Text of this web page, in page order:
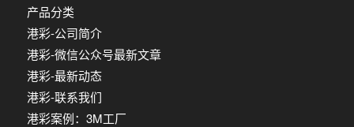
产品分类
港彩-公司简介
港彩-微信公众号最新文章
港彩-最新动态
港彩-联系我们
港彩案例：3M工厂